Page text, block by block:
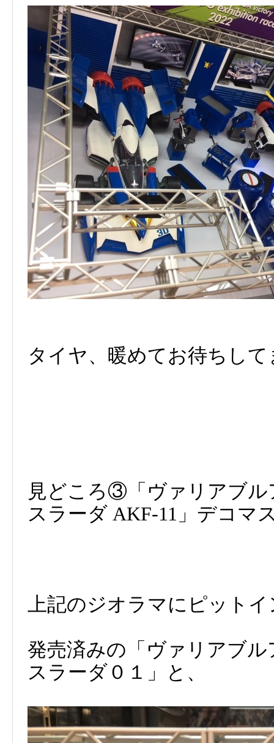
タイヤ、暖めてお待ちして
見どころ③「ヴァリアブル
スラーダ AKF-11」デコマ
上記のジオラマにピット
発売済みの「ヴァリアブ
スラーダ０１」と、